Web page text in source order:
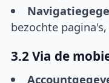
bezochte
3.2 Via de